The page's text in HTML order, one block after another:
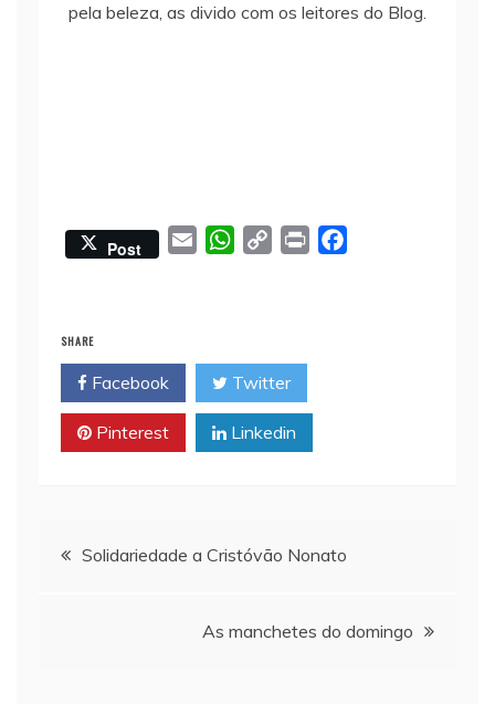
pela beleza, as divido com os leitores do Blog.
Post
W
A
p
p
i
n
k
SHARE
Facebook Twitter
Pinterest Linkedin
Navegação
Solidariedade a Cristóvão Nonato
As manchetes do domingo